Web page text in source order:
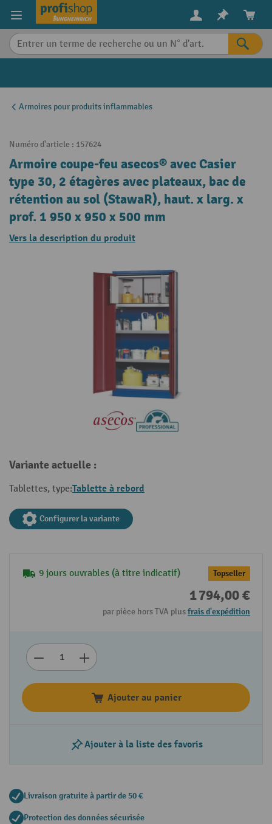
content
Armoires pour produits inflammables
Numéro d'article : 157624
Armoire coupe-feu asecos® avec Casier
type 30, 2 étagères avec plateaux, bac de
rétention au sol (StawaR), haut. x larg. x
prof. 1 950 x 950 x 500 mm
Vers la description du produit
Variante actuelle :
Tablettes, type:Tablette à rebord
Configurer la variante
9 jours ouvrables (à titre indicatif) Topseller
1 794,00 €
par pièce hors TVA plusfrais d'expédition
Ajouter au panier
Ajouter à la liste des favoris
Livraison gratuite à partir de 50 €
Protection des données sécurisée